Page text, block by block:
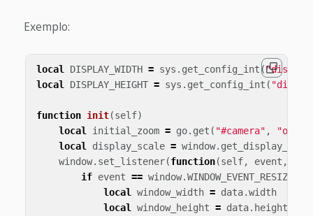
Exemplo:
local DISPLAY_WIDTH = sys . get_config_int (
local
DISPLAY_HEIGHT = sys . get_config_int (
function init(self)
local
initial_zoom = go. get ( "#camera" ,
local
display_scale = window.
window. set_listener(function(self, event ,
if event == window.WINDOW_EVENT_RESIZED
local
window_width = data.width
local
window_height = data. height